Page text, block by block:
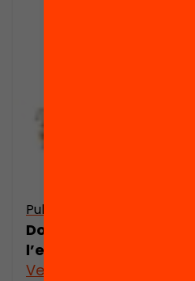
Publicació
Dossier de premsa:
l’elecció escolar
Veure’n més